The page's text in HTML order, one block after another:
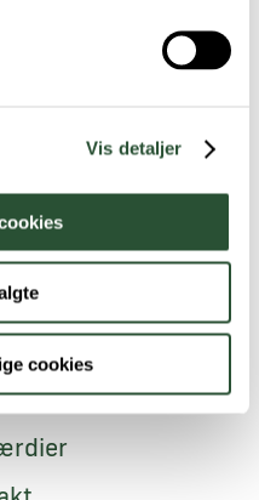
Vis detaljer
cookies